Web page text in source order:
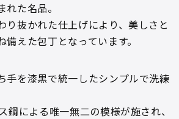
た名品。
り抜かれた仕上げにより、美しさと
えた包丁となっています。
手を漆黒で統一したシンプルで洗練
鋼による唯一無二の模様が施され、